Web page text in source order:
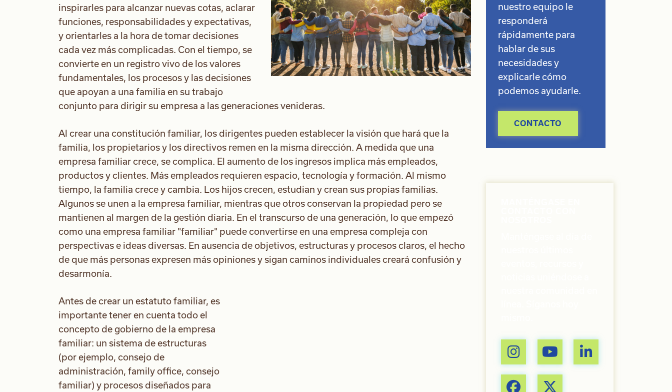
inspirarles para alcanzar nuevas cotas, aclarar
funciones, responsabilidades y expectativas,
y orientarles a la hora de tomar decisiones
cada vez más complicadas. Con el tiempo, se
convierte en un registro vivo de los valores
fundamentales, los procesos y las decisiones
que apoyan a una familia en su trabajo
conjunto para dirigir su empresa a las generaciones venideras.
Al crear una constitución familiar, los dirigentes pueden establecer la visión que hará que la
familia, los propietarios y los directivos remen en la misma dirección. A medida que una
empresa familiar crece, se complica. El aumento de los ingresos implica más empleados,
productos y clientes. Más empleados requieren espacio, tecnología y formación. Al mismo
tiempo, la familia crece y cambia. Los hijos crecen, estudian y crean sus propias familias.
Algunos se unen a la empresa familiar, mientras que otros conservan la propiedad pero se
mantienen al margen de la gestión diaria. En el transcurso de una generación, lo que empezó
como una empresa familiar "familiar" puede convertirse en una empresa compleja con
perspectivas e ideas diversas. En ausencia de objetivos, estructuras y procesos claros, el hecho
de que más personas expresen más opiniones y sigan caminos individuales creará confusión y
desarmonía.
Antes de crear un estatuto familiar, es
importante tener en cuenta todo el
concepto de gobierno de la empresa
familiar: un sistema de estructuras
(por ejemplo, consejo de
administración, family office, consejo
familiar) y procesos diseñados para
nuestro equipo le
responderá
rápidamente para
hablar de sus
necesidades y
explicarle cómo
podemos ayudarle.
CONTACTO